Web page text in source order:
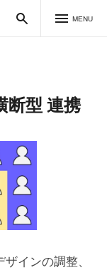
MENU
断型 連携
ザインの調整、